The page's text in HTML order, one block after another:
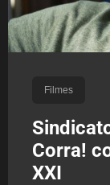
Filmes
Corra!
XXI